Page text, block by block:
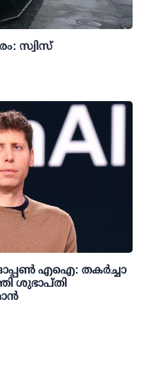
സ്വിസ്
ഓപ്പണ്‍ എഐ: തകര്‍ച്ചാ
ശുഭാപ്തി